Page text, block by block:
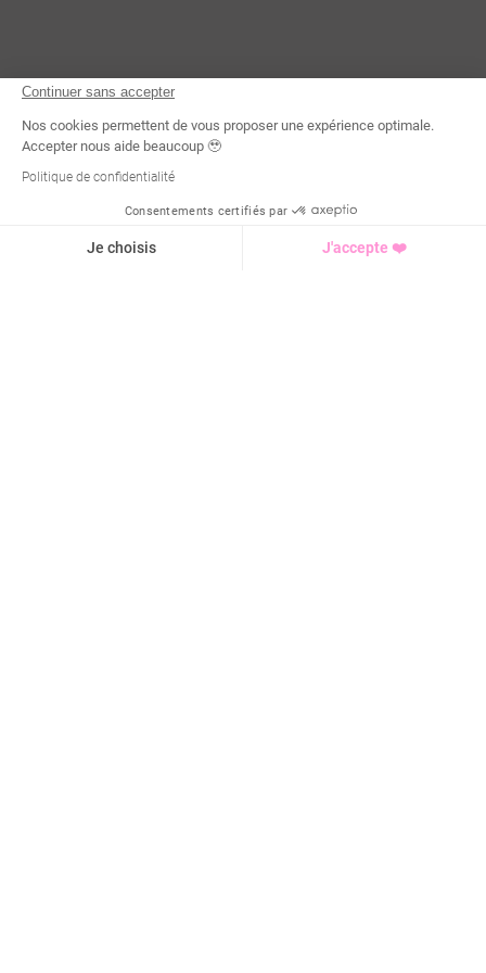
Continuer sans accepter
Nos cookies permettent de vous proposer une expérience optimale.
Accepter nous aide beaucoup 🥹
Politique de confidentialité
Consentements certifiés par
Je choisis J'accepte ❤️